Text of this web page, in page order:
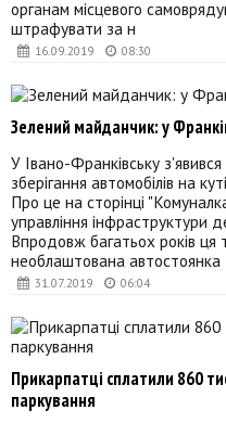
16.09.2019 08:30
органам місцевого
штрафувати за н
31.07.2019 06:04
Зелений майданчик: у
У Івано-Франківську
зберігання автомобілів на
Про це на сторінці
управління інфраструктури
Впродовж багатьох років ця
необлаштована автостоянка
Прикарпатці сплатили 860
паркування